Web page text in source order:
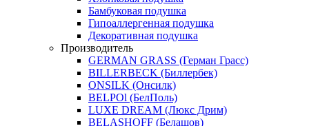
Бамбуковая подушка
Гипоаллергенная подушка
Декоративная подушка
Производитель
GERMAN GRASS (Герман Грасс)
BILLERBECK (Биллербек)
ONSILK (Онсилк)
BELPOl (БелПоль)
LUXE DREAM (Люкс Дрим)
BELASHOFF (Белашов)